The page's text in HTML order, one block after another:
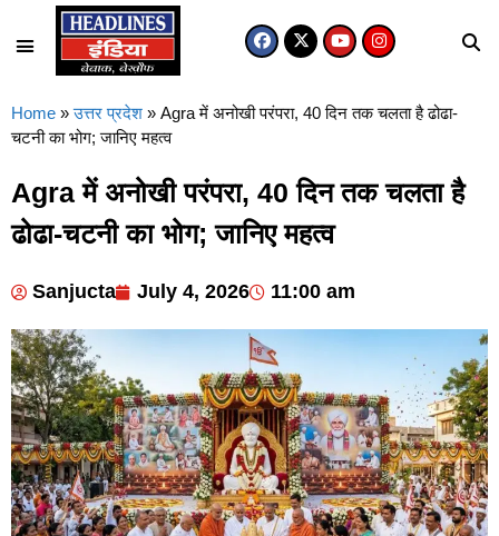
Home » उत्तर प्रदेश » Agra में अनोखी परंपरा, 40 दिन तक चलता है ढोढा-
चटनी का भोग; जानिए महत्व
Agra में अनोखी परंपरा, 40 दिन तक चलता है
ढोढा-चटनी का भोग; जानिए महत्व
Sanjucta July 4, 2026 11:00 am